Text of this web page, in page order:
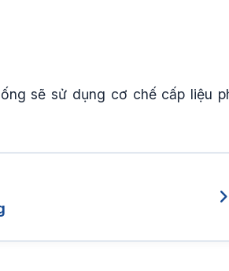
sẽ sử dụng cơ chế cấp liệu